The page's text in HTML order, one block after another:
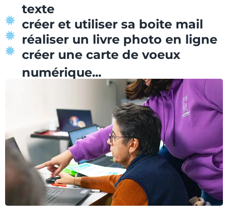
texte
créer et utiliser sa boite mail
réaliser un livre photo en ligne
créer une carte de voeux
numérique...